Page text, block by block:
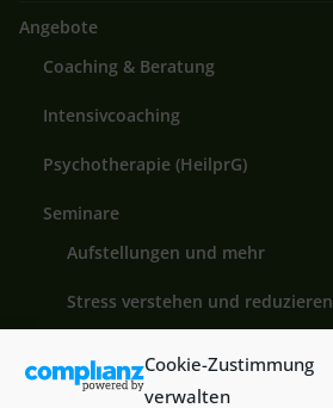
Cookie-Zustimmung
verwalten
Angebote
Coaching & Beratung
Intensivcoaching
Psychotherapie (HeilprG)
Seminare
Aufstellungen und mehr
Stress verstehen und reduzieren
Coaching Aus- und Weiterbildung